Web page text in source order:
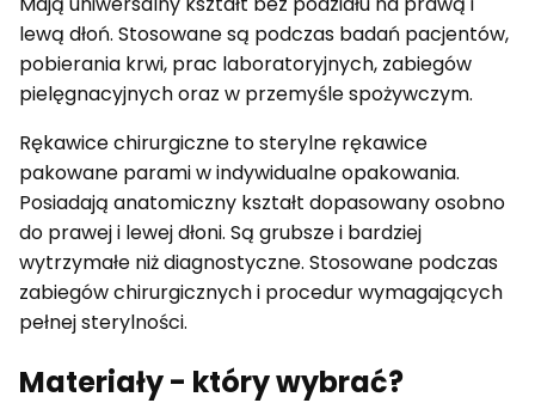
lewą dłoń. Stosowane są podczas badań pacjentów,
pobierania krwi, prac laboratoryjnych, zabiegów
pielęgnacyjnych oraz w przemyśle spożywczym.
Rękawice chirurgiczne to sterylne rękawice
pakowane parami w indywidualne opakowania.
Posiadają anatomiczny kształt dopasowany osobno
do prawej i lewej dłoni. Są grubsze i bardziej
wytrzymałe niż diagnostyczne. Stosowane podczas
zabiegów chirurgicznych i procedur wymagających
pełnej sterylności.
Materiały - który wybrać?